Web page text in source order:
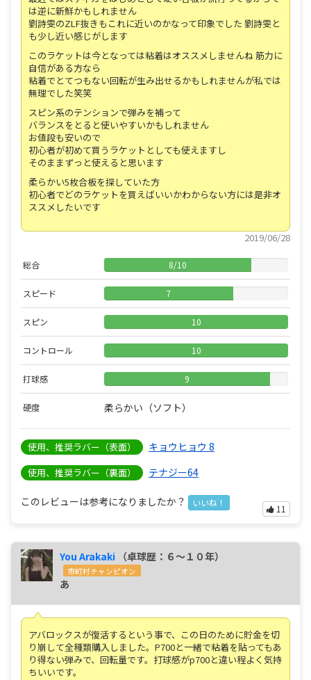
は逆に新鮮かもしれません
劉詩雯のZLF抜きもこれに近いのかなって印象でした 劉詩雯と
も少し近い感じがします
このラケットは今となっては粘着はオススメしませんね 筋力に
自信がある方なら
粘着でとてつもない回転が生み出せるかもしれませんが私では
無理でした笑笑
スピン系のテンションで弾みを補って
バランスをとると使いやすいかもしれません
お値段も安いので
初心者が初めて買うラケットとしても使えますし
そのままずっと使えると思います
柔らかい5枚合板を探していた方
初心者でどのラケットを買えばいいかわからない方には是非オ
ススメしたいです
2019/06/28
総合 8/10
スピード 7
スピン 10
コントロール 10
打球感 9
硬度 柔らかい（ソフト）
使用、推奨ラバー（表面） キョウヒョウ 8
使用、推奨ラバー（裏面） テナジー64
このレビューは参考になりましたか？ いいね！
11
You Arakaki （卓球歴：６～１０年）
市町村チャンピオン
あ
アバロックスが復活するという事で、この日のために貯金を切
り崩して全種類購入しました。P700と一緒で粘着を貼ってもあ
り得ない弾みで、回転量です。打球感がp700と違い程よく気持
ちいいです。